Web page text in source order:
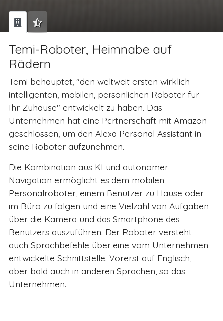
Temi-Roboter, Heimnabe auf
Rädern
Temi behauptet, "den weltweit ersten wirklich
intelligenten, mobilen, persönlichen Roboter für
Ihr Zuhause" entwickelt zu haben. Das
Unternehmen hat eine Partnerschaft mit Amazon
geschlossen, um den Alexa Personal Assistant in
seine Roboter aufzunehmen.
Die Kombination aus KI und autonomer
Navigation ermöglicht es dem mobilen
Personalroboter, einem Benutzer zu Hause oder
im Büro zu folgen und eine Vielzahl von Aufgaben
über die Kamera und das Smartphone des
Benutzers auszuführen. Der Roboter versteht
auch Sprachbefehle über eine vom Unternehmen
entwickelte Schnittstelle. Vorerst auf Englisch,
aber bald auch in anderen Sprachen, so das
Unternehmen.